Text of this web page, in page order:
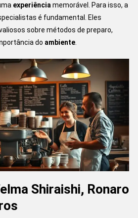
experiência memorável. Para isso, a
é fundamental. Eles
sobre métodos de preparo,
do ambiente.
Shiraishi, Ronaro